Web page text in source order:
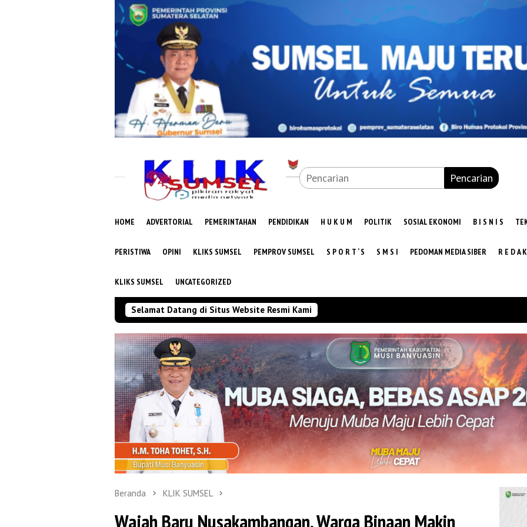
Pencarian
HOME ADVERTORIAL PEMERINTAHAN PENDIDIKAN H U K U M POLITIK SOSIAL EKONOMI B I S N I S
PERISTIWA OPINI KLIKS SUMSEL PEMPROV SUMSEL S P O R T ‘ S S M S I PEDOMAN MEDIA SIBER R E D A
KLIKS SUMSEL UNCATEGORIZED
Selamat Datang di Situs Website Resmi Kami
Beranda KLIK SUMSEL
Wajah Baru Nusakambangan, Warga Binaan Makin